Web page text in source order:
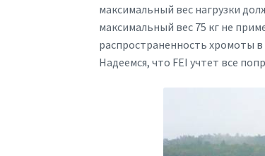
максимальный вес нагрузки
максимальный вес 75 кг не
распространенность хромоты
Надеемся, что FEI учтет все